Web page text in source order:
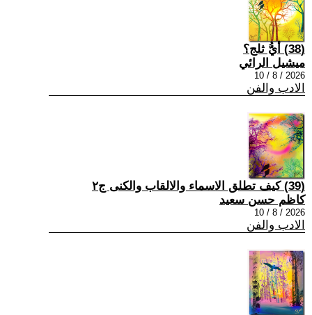
(38) أيُّ ثلج؟
ميشيل الرائي
2026 / 8 / 10
الادب والفن
(39) كيف تطلق الاسماء والالقاب والكنى ج٢
كاظم حسن سعيد
2026 / 8 / 10
الادب والفن